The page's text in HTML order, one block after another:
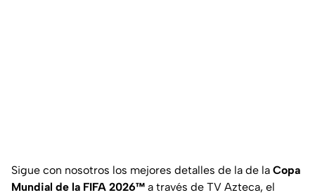
Sigue con nosotros los mejores detalles de la de la Copa
Mundial de la FIFA 2026™ a través de TV Azteca, el